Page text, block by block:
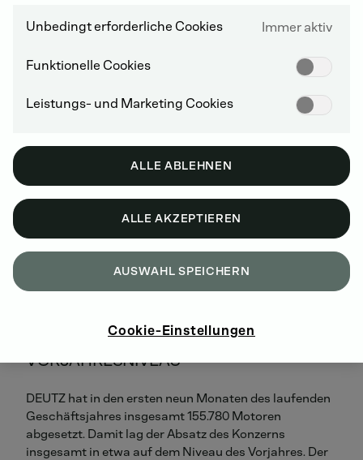
AUFTRAGSEINGANG DURCH
VERLANGSAMUNG DES
MARKTWACHSTUMS GEKENNZEICHNET
DEUTZ verbuchte im Berichtszeitraum Aufträge in
Auftragseingang 15,1 Prozent unter der starken
Vorjahresbasis, die durch ein verändertes
Bestellverhalten von Kunden positiv beeinflusst war.
Neben diesem Basiseffekt wirkte sich zudem eine
konjunkturell bedingte Abschwächung der Nachfrage
seit Ende des ersten Halbjahrs dämpfend aus. Mit
Blick auf das dritte Quartal reduzierte sich der
Auftragseingang im Vorjahresvergleich um 20,0
Prozent auf 361,9 Millionen Euro.
ABSATZ IN ETWA AUF
VORJAHRESNIVEAU
DEUTZ hat in den ersten neun Monaten des laufenden
Geschäftsjahres insgesamt 155.780 Motoren
abgesetzt. Damit lag der Absatz des Konzerns
insgesamt in etwa auf dem Niveau des Vorjahres. Der
Unbedingt erforderliche Cookies Immer aktiv
Funktionelle Cookies
Leistungs- und Marketing Cookies
ALLE ABLEHNEN
ALLE AKZEPTIEREN
AUSWAHL SPEICHERN
Cookie-Einstellungen